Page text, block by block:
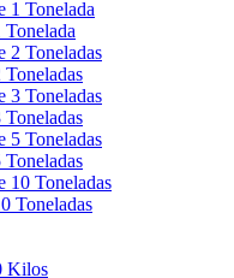
Toneladas